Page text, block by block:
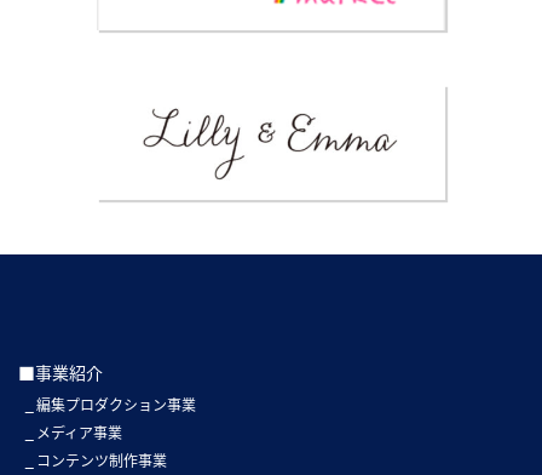
■事業紹介
編集プロダクション事業
メディア事業
コンテンツ制作事業